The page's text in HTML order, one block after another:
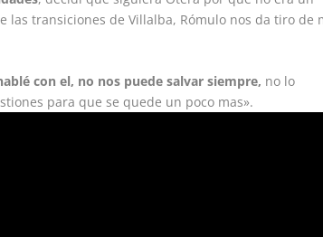
transiciones de Villalba, Rómulo nos da tiro de
con el, no nos puede salvar siempre, no lo
para que se quede un poco mas».